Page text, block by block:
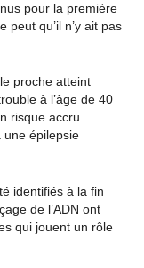
pour la première
peut qu’il n’y ait pas
proche atteint
à l’âge de 40
risque accru
une épilepsie
identifiés à la fin
de l’ADN ont
qui jouent un rôle